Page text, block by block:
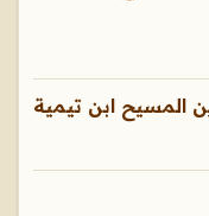
المسيح ابن تيمية